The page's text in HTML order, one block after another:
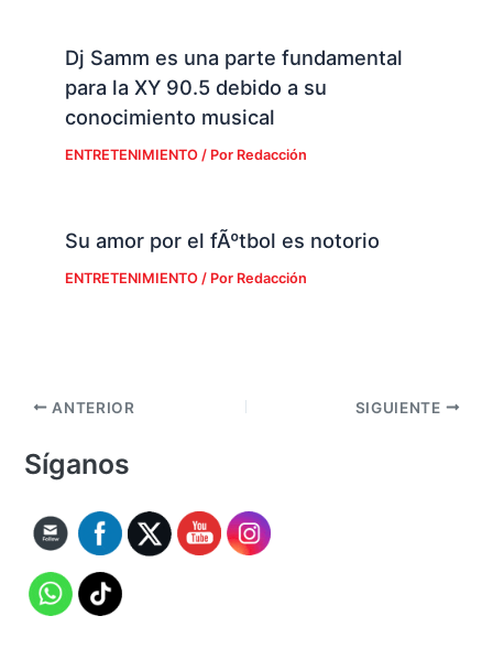
Dj Samm es una parte fundamental
para la XY 90.5 debido a su
conocimiento musical
ENTRETENIMIENTO/ Por Redacción
Su amor por el fÃºtbol es notorio
ENTRETENIMIENTO/ Por Redacción
ANTERIOR SIGUIENTE
Síganos